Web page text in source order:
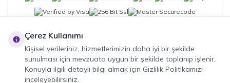
Çerez Kullanımı
Kişisel verileriniz, hizmetlerimizin daha iyi bir şekilde
sunulması için mevzuata uygun bir şekilde toplanıp işlenir.
Konuyla ilgili detaylı bilgi almak için Gizlilik Politikamızı
inceleyebilirsiniz.